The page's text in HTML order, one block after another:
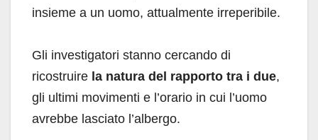
insieme a un uomo, attualmente irreperibile.
Gli investigatori stanno cercando di
ricostruire la natura del rapporto tra i due,
gli ultimi movimenti e l’orario in cui l’uomo
avrebbe lasciato l’albergo.